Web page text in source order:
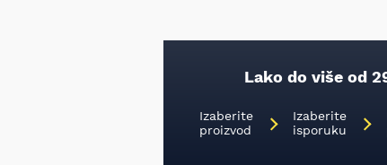
Lako do više od
Izaberite
proizvod
Izaberite
isporuku